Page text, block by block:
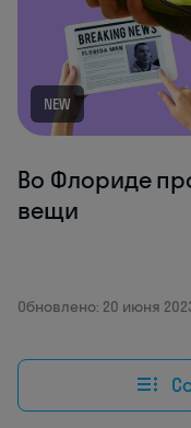
NEW
Во Флориде
вещи
Обновлено: 20 июня